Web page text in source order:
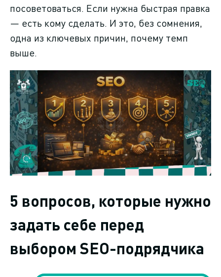
посоветоваться. Если нужна быстрая правка
— есть кому сделать. И это, без сомнения,
одна из ключевых причин, почему темп
выше.
5 вопросов, которые нужно
задать себе перед
выбором SEO-подрядчика